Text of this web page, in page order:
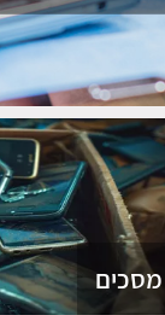
מסכים